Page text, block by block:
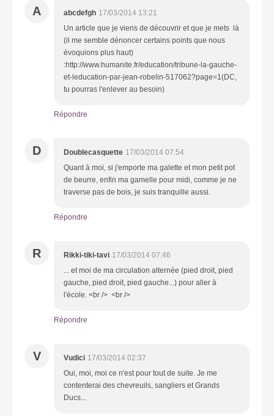
A abcdefgh 17/03/2014 13:21
Un article que je viens de découvrir et que je mets là
(il me semble dénoncer certains points que nous
évoquions plus haut)
:http://www.humanite.fr/education/tribune-la-gauche-
et-leducation-par-jean-robelin-517062?page=1(DC,
tu pourras l'enlever au besoin)
Répondre
D Doublecasquette 17/03/2014 07:54
Quant à moi, si j'emporte ma galette et mon petit pot
de beurre, enfin ma gamelle pour midi, comme je ne
traverse pas de bois, je suis tranquille aussi.
Répondre
R Rikki-tiki-tavi 17/03/2014 07:46
... et moi de ma circulation alternée (pied droit, pied
gauche, pied droit, pied gauche...) pour aller à
l'école. <br /> <br />
Répondre
V Vudici 17/03/2014 02:37
Oui, moi, moi ce n'est pour tout de suite. Je me
contenterai des chevreuils, sangliers et Grands
Ducs...